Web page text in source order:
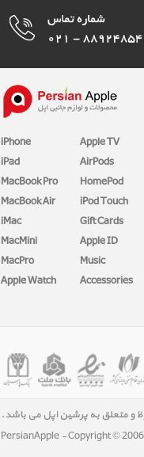
iPhone
iPad
MacBook Pro
MacBook Air
iMac
MacMini
MacPro
Apple Watch
Apple TV
AirPods
HomePod
iPod Touch
Gift Cards
Apple ID
Music
Accessories
و متعلق به پرشین اپل می باشد.
PersianApple - Copyright ©